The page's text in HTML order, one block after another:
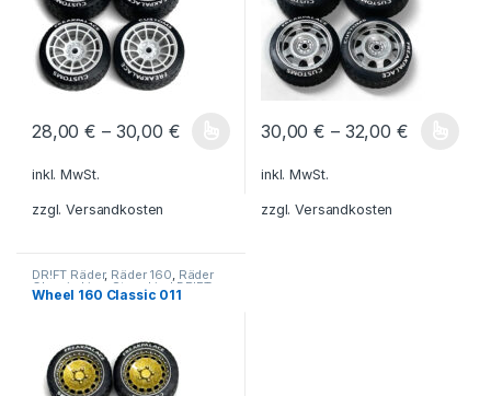
28,00€ – 30,00 €
Dieses Produkt weist mehrere Varianten auf. Die Optionen
inkl. MwSt.
zzgl.Versandkosten
30,00€ – 32,00 €
Dieses Produkt weist mehrere
inkl. MwSt.
zzgl.Versandkosten
DR!FT Räder, Räder 160, Räder
Classic Line ,Sturmkind DR!FT
Wheel 160 Classic 011